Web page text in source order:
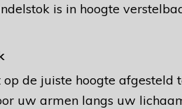
is in hoogte
de juiste hoogte afgesteld
uw armen langs uw